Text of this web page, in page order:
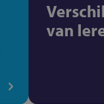
van